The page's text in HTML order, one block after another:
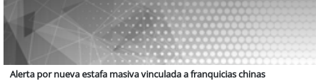
Alerta por nueva estafa masiva vinculada a franquicias chinas